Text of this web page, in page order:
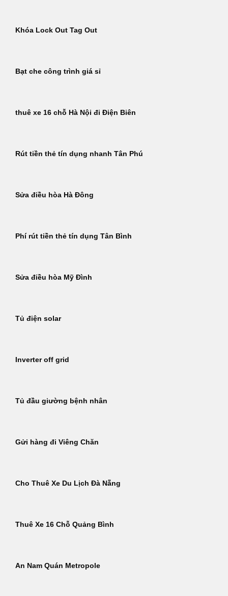
Khóa Lock Out Tag Out
Bạt che công trình giá sỉ
thuê xe 16 chỗ Hà Nội đi Điện Biên
Rút tiền thẻ tín dụng nhanh Tân Phú
Sửa điều hòa Hà Đông
Phí rút tiền thẻ tín dụng Tân Bình
Sửa điều hòa Mỹ Đình
Tủ điện solar
Inverter off grid
Tủ đầu giường bệnh nhân
Gửi hàng đi Viêng Chăn
Cho Thuê Xe Du Lịch Đà Nẵng
Thuê Xe 16 Chỗ Quảng Bình
An Nam Quán Metropole